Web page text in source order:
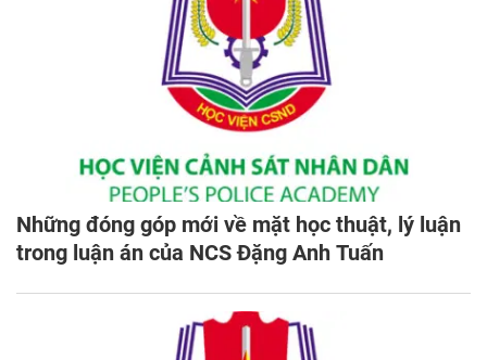
Những đóng góp mới về mặt học thuật, lý luận
trong luận án của NCS Đặng Anh Tuấn